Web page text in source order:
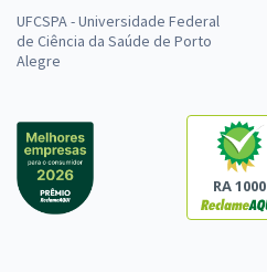
UFCSPA - Universidade Federal
de Ciência da Saúde de Porto
Alegre
RA 1000